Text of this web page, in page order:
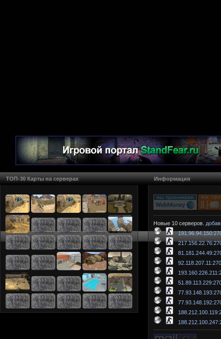
ТОП-30 Карты на серверах Информация
Новые 10 серверов.